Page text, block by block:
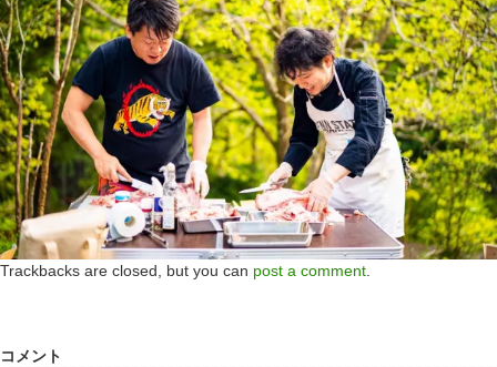
Trackbacks are closed, but you can post a comment
コメント